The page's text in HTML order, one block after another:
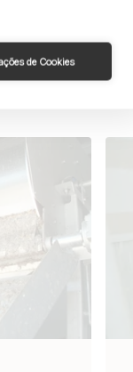
de Cookies